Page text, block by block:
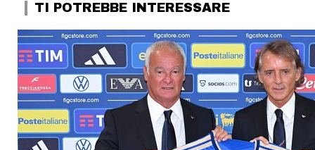
TI POTREBBE INTERESSARE